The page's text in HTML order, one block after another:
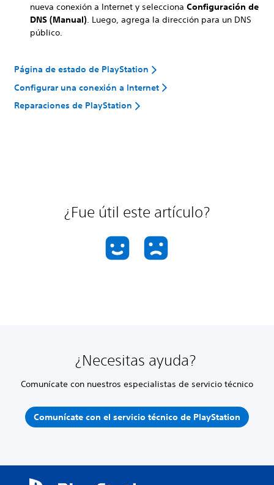
nueva conexión a Internet y selecciona Configuración de
DNS (Manual). Luego, agrega la dirección para un DNS
público.
Página de estado de PlayStation
Configurar una conexión a Internet
Reparaciones de PlayStation
¿Fue útil este artículo?
¿Necesitas ayuda?
Comunícate con nuestros especialistas de servicio técnico
Comunícate con el servicio técnico de PlayStation